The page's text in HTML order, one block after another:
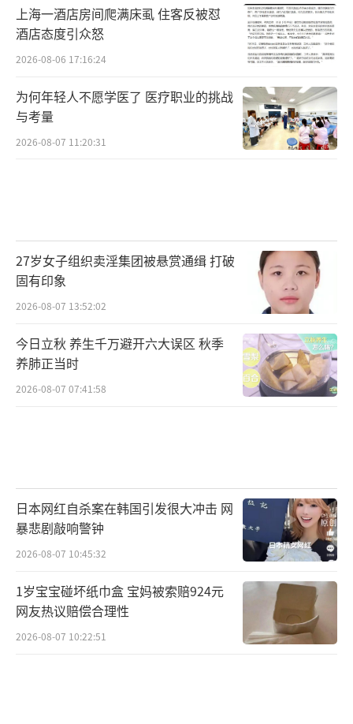
上海一酒店房间爬满床虱 住客反被怼
酒店态度引众怒
2026-08-06 17:16:24
为何年轻人不愿学医了 医疗职业的挑战
与考量
2026-08-07 11:20:31
27岁女子组织卖淫集团被悬赏通缉 打破
固有印象
2026-08-07 13:52:02
今日立秋 养生千万避开六大误区 秋季
养肺正当时
2026-08-07 07:41:58
日本网红自杀案在韩国引发很大冲击 网
暴悲剧敲响警钟
2026-08-07 10:45:32
1岁宝宝碰坏纸巾盒 宝妈被索赔924元
网友热议赔偿合理性
2026-08-07 10:22:51